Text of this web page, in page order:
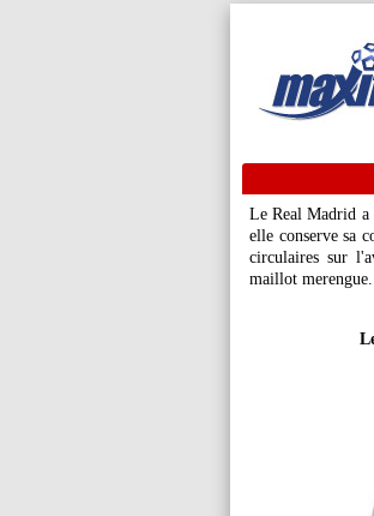
Le Real Madrid a
elle conserve sa
circulaires sur
maillot merengue.